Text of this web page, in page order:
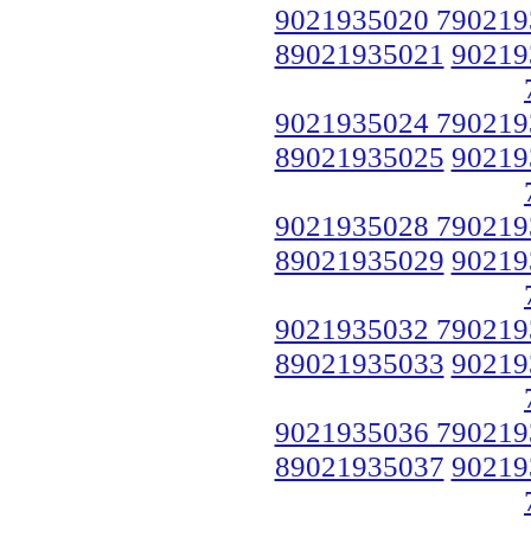
9021935020
89021935021
9021935024
89021935025
9021935028
89021935029
9021935032
89021935033
9021935036
89021935037